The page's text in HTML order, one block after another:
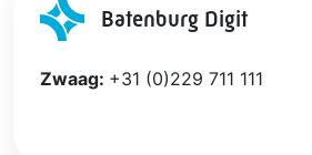
Batenburg Digit
Zwaag: +31 (0)229 711 111